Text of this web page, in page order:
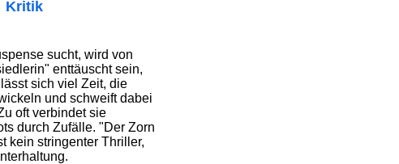
Kritik
sucht, wird von
enttäuscht sein,
sich viel Zeit, die
und schweift dabei
oft verbindet sie
durch Zufälle. "Der Zorn
kein stringenter Thriller,